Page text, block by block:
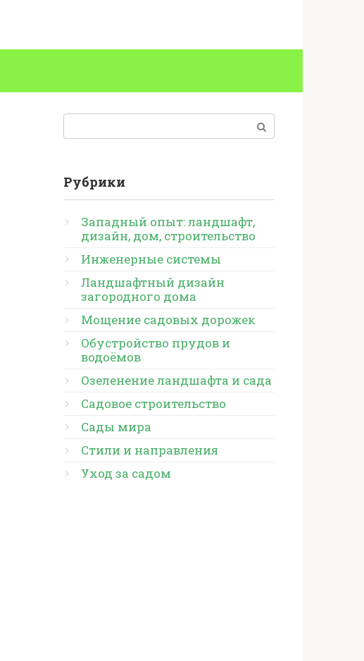
Поиск:
Рубрики
Западный опыт: ландшафт,
дизайн, дом, строительство
Инженерные системы
Ландшафтный дизайн
загородного дома
Мощение садовых дорожек
Обустройство прудов и
водоёмов
Озеленение ландшафта и сада
Садовое строительство
Сады мира
Стили и направления
Уход за садом